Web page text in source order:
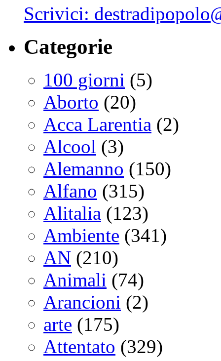
Scrivici:
Categorie
100 giorni (5)
Aborto (20)
Acca Larentia (2)
Alcool (3)
Alemanno (150)
Alfano (315)
Alitalia (123)
Ambiente (341)
AN (210)
Animali (74)
Arancioni (2)
arte (175)
Attentato (329)